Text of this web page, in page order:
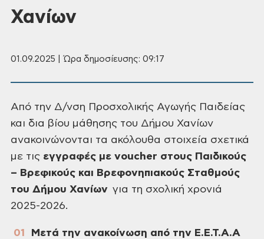
Χανίων
01.09.2025 | Ώρα δημοσίευσης: 09:17
Από την Δ/νση Προσχολικής Αγωγής Παιδείας
και δια βίου μάθησης του Δήμου Χανίων
ανακοινώνονται τα ακόλουθα στοιχεία σχετικά
με τις εγγραφές με voucher στους Παιδικούς
– Βρεφικούς και Βρεφονηπιακούς Σταθμούς
του Δήμου Χανίων για τη σχολική χρονιά
2025-2026.
Μετά την ανακοίνωση από την Ε.Ε.Τ.Α.Α